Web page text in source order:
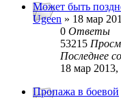
Может быть
Ugeen » 18 мар
0 Ответы
53215
Последнее
18 мар 2013,
Пропажа в боевой